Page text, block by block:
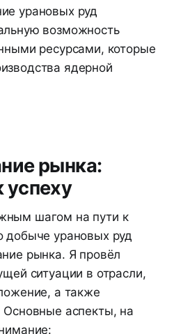
урановых руд
возможность
ресурсами, которые
ядерной
рынка:
успеху
шагом на пути к
добыче урановых руд
рынка. Я провёл
ситуации в отрасли,
а также
Основные аспекты, на